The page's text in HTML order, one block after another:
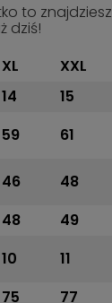
to znajdziesz
dziś!
XL
XXL
14
15
59
61
46
48
48
49
10
11
75
77